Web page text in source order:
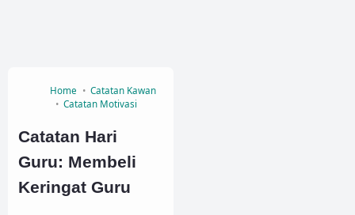
Home
Catatan Kawan
Catatan Motivasi
Catatan Hari
Guru: Membeli
Keringat Guru